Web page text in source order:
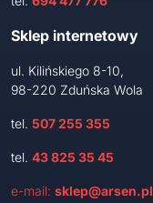
Sklep internetowy
ul. Kilińskiego 8-10,
98-220 Zduńska Wola
tel. 507 255 355
tel. 43 825 35 45
e-mail: sklep@arsen.pl